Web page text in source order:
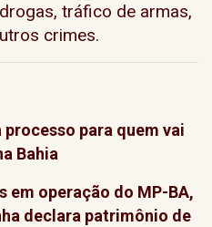
tráfico de armas,
crimes.
para quem vai
Bahia
em operação do MP-BA,
declara patrimônio de